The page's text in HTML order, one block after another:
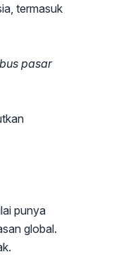
termasuk
pasar
punya
global.